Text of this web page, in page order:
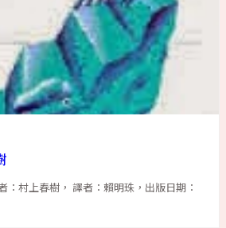
：村上春樹， 譯者：賴明珠，出版日期：